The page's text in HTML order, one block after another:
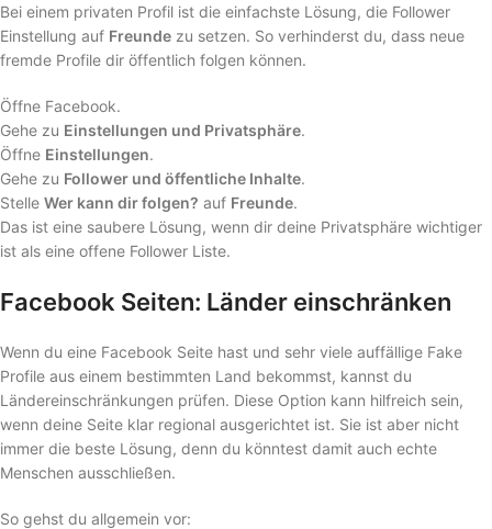
Bei einem privaten Profil ist die einfachste Lösung, die Follower
Einstellung auf Freunde zu setzen. So verhinderst du, dass neue
fremde Profile dir öffentlich folgen können.
Öffne Facebook.
Gehe zu Einstellungen und Privatsphäre.
Öffne Einstellungen.
Gehe zu Follower und öffentliche Inhalte.
Stelle Wer kann dir folgen? auf Freunde.
Das ist eine saubere Lösung, wenn dir deine Privatsphäre wichtiger
ist als eine offene Follower Liste.
Facebook Seiten: Länder einschränken
Wenn du eine Facebook Seite hast und sehr viele auffällige Fake
Profile aus einem bestimmten Land bekommst, kannst du
Ländereinschränkungen prüfen. Diese Option kann hilfreich sein,
wenn deine Seite klar regional ausgerichtet ist. Sie ist aber nicht
immer die beste Lösung, denn du könntest damit auch echte
Menschen ausschließen.
So gehst du allgemein vor: